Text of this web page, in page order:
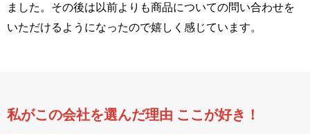
ました。その後は以前よりも商品についての問い合わせを
いただけるようになったので嬉しく感じています。
私がこの会社を選んだ理由 ここが好き！